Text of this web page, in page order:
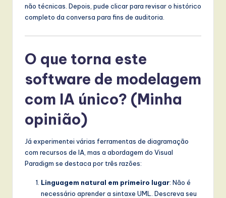
não técnicas. Depois, pude clicar para revisar o histórico
completo da conversa para fins de auditoria.
O que torna este
software de modelagem
com IA único? (Minha
opinião)
Já experimentei várias ferramentas de diagramação
com recursos de IA, mas a abordagem do Visual
Paradigm se destaca por três razões:
Linguagem natural em primeiro lugar: Não é
necessário aprender a sintaxe UML. Descreva seu